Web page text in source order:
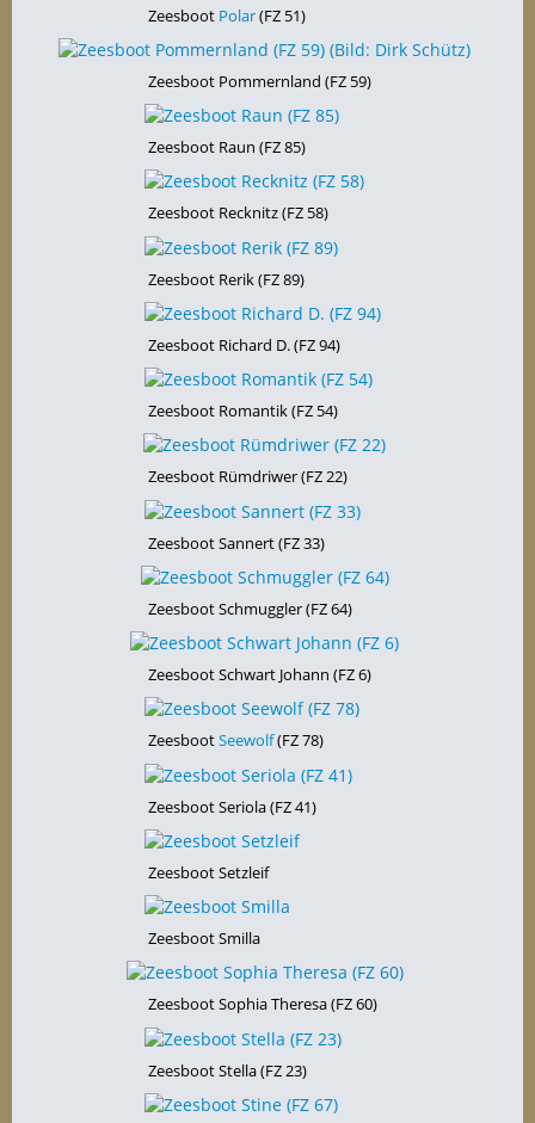
Zeesboot Polar(FZ 51)
Zeesboot Pommernland (FZ 59)
Zeesboot Raun (FZ 85)
Zeesboot Recknitz (FZ 58)
Zeesboot Rerik (FZ 89)
Zeesboot Richard D. (FZ 94)
Zeesboot Romantik (FZ 54)
Zeesboot Rümdriwer (FZ 22)
Zeesboot Sannert (FZ 33)
Zeesboot Schmuggler (FZ 64)
Zeesboot Schwart Johann (FZ 6)
ZeesbootSeewolf(FZ 78)
Zeesboot Seriola (FZ 41)
Zeesboot Setzleif
Zeesboot Smilla
Zeesboot Sophia Theresa (FZ 60)
Zeesboot Stella (FZ 23)